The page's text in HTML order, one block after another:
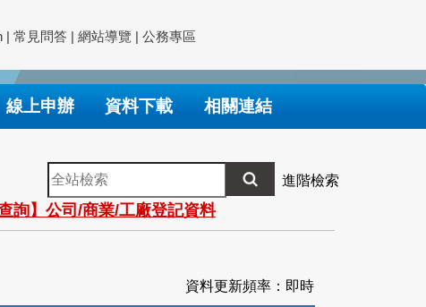
| 常見問答 | 網站導覽 | 公務專區
線上申辦 資料下載 相關連結
全
站
檢
索
進階檢索
查詢】公司/商業/工廠登記資料
資料更新頻率：即時